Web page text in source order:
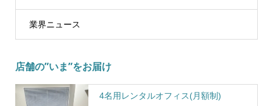
業界ニュース
店舗の”いま”をお届け
4名用レンタルオフィス(月額制)